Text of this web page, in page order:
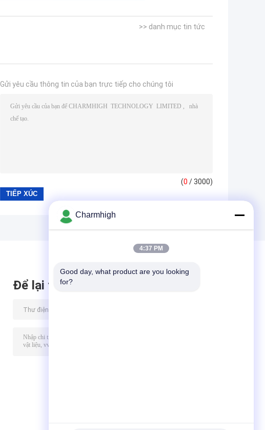
>> danh mục tin tức
Gửi yêu cầu thông tin của bạn trực tiếp cho chúng tôi
(0 / 3000)
Để lại tin nhắn
Charmhigh
4:37 PM
Good day, what product are you looking
for?